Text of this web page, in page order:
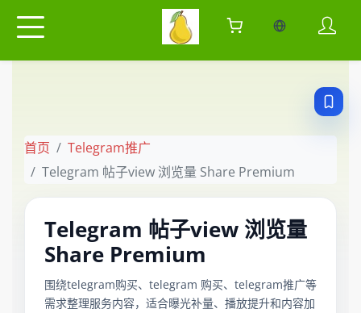
当前语言：中
首页
Telegram推广
Telegram 帖子view 浏览量 Share Premium
Telegram 帖子view 浏览量
Share Premium
围绕telegram购买、telegram 购买、telegram推广等
需求整理服务内容，适合曝光补量、播放提升和内容加